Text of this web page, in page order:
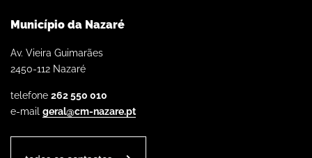
Município da Nazaré
Av. Vieira Guimarães
2450-112 Nazaré
telefone 262 550 010
e-mail geral@cm-nazare.pt